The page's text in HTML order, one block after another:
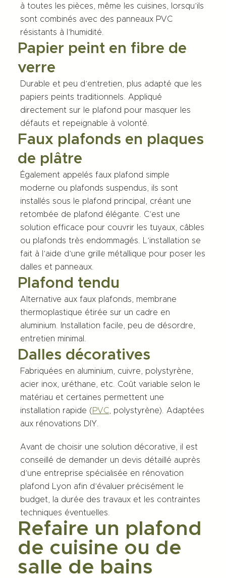
à toutes les pièces, même les cuisines, lorsqu’ils
sont combinés avec des panneaux PVC
résistants à l’humidité.
Papier peint en fibre de
verre
Durable et peu d’entretien, plus adapté que les
papiers peints traditionnels. Appliqué
directement sur le plafond pour masquer les
défauts et repeignable à volonté.
Faux plafonds en plaques
de plâtre
Également appelés faux plafond simple
moderne ou plafonds suspendus, ils sont
installés sous le plafond principal, créant une
retombée de plafond élégante. C’est une
solution efficace pour couvrir les tuyaux, câbles
ou plafonds très endommagés. L’installation se
fait à l’aide d’une grille métallique pour poser les
dalles et panneaux.
Plafond tendu
Alternative aux faux plafonds, membrane
thermoplastique étirée sur un cadre en
aluminium. Installation facile, peu de désordre,
entretien minimal.
Dalles décoratives
Fabriquées en aluminium, cuivre, polystyrène,
acier inox, uréthane, etc. Coût variable selon le
matériau et certaines permettent une
installation rapide (PVC , polystyrène). Adaptées
aux rénovations DIY.
Avant de choisir une solution décorative, il est
conseillé de demander un devis détaillé auprès
d’une entreprise spécialisée en rénovation
plafond Lyon afin d’évaluer précisément le
budget, la durée des travaux et les contraintes
techniques éventuelles.
Refaire un plafond
de cuisine ou de
salle de bains